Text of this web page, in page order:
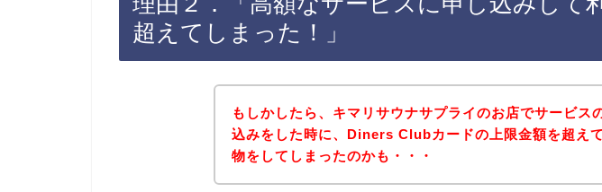
超えてしまった！」
もしかしたら、キマリサウナサプライのお店でサービス
込みをした時に、Diners Clubカードの上限金額を超え
物をしてしまったのかも・・・